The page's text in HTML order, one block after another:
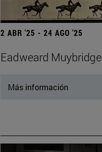
2 ABR '25 - 24 AGO '25
Eadweard Muybridge
Más información